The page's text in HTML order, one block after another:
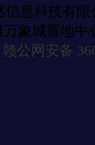
信息科技有限
象城置地中
赣公网安备